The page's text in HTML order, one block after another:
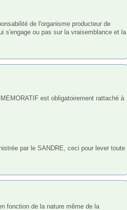
de l'organisme producteur de
s'engage ou pas sur la vraisemblance et la
est obligatoirement rattaché à
par le SANDRE, ceci pour lever toute